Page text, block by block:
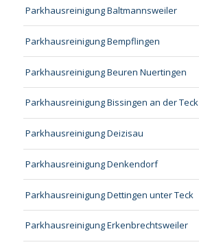
Parkhausreinigung Baltmannsweiler
Parkhausreinigung Bempflingen
Parkhausreinigung Beuren Nuertingen
Parkhausreinigung Bissingen an der Teck
Parkhausreinigung Deizisau
Parkhausreinigung Denkendorf
Parkhausreinigung Dettingen unter Teck
Parkhausreinigung Erkenbrechtsweiler